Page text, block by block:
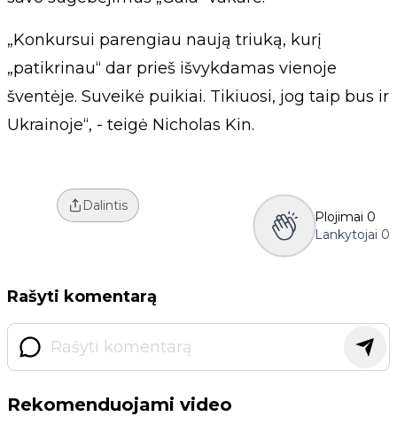
„Konkursui parengiau naują triuką, kurį
„patikrinau“ dar prieš išvykdamas vienoje
šventėje. Suveikė puikiai. Tikiuosi, jog taip bus ir
Ukrainoje“, - teigė Nicholas Kin.
Dalintis
Plojimai 0
Lankytojai 0
Rašyti komentarą
Rekomenduojami video